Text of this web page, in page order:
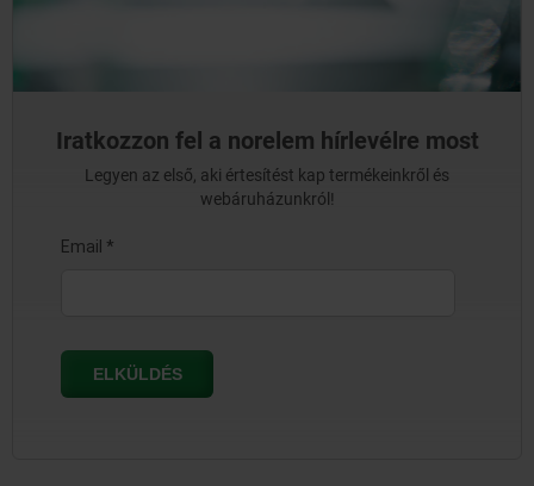
Iratkozzon fel a norelem hírlevélre most
Legyen az első, aki értesítést kap termékeinkről és
webáruházunkról!